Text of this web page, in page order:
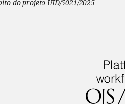
do projeto UID/5021/2025